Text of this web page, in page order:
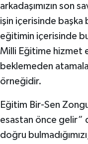
arkadaşımızın son
işin içerisinde başka
eğitimin içerisinde
Milli Eğitime hizmet
beklemeden
örneğidir.
Eğitim Bir-Sen
esastan önce gelir”
doğru